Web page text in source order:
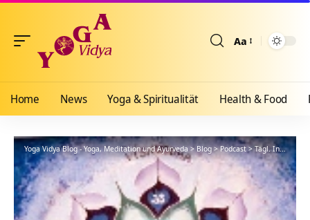
Aa
Home News Yoga & Spiritualität Health & Food
Yoga Vidya Blog - Yoga, Meditation und Ayurveda>Blog>Podcast>Tägl. Inspiration